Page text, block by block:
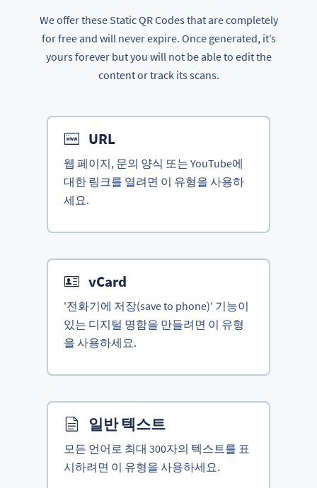
We offer these Static QR Codes that are completely
for free and will never expire. Once generated, it’s
yours forever but you will not be able to edit the
content or track its scans.
URL
웹 페이지, 문의 양식 또는 YouTube에
대한 링크를 열려면 이 유형을 사용하
세요.
vCard
'전화기에 저장(save to phone)' 기능이
있는 디지털 명함을 만들려면 이 유형
을 사용하세요.
일반 텍스트
모든 언어로 최대 300자의 텍스트를 표
시하려면 이 유형을 사용하세요.